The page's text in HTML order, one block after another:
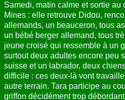
Samedi, matin calme et sortie
Mines : elle retrouve Didou,
allemands, un beauceron, tous
un bébé berger allemand, tous
jeune croisé qui ressemble à un
surtout deux adultes encore peu
suisse et un labrador, deux
difficile : ces deux-là vont
autre terrain. Tara participe au
griffon décidément trop